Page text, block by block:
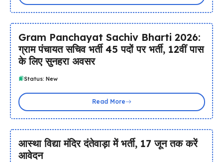
Gram Panchayat Sachiv Bharti 2026:
ग्राम पंचायत सचिव भर्ती 45 पदों पर भर्ती, 12वीं पास
के लिए सुनहरा अवसर
Status: New
Read More
आस्था विद्या मंदिर दंतेवाड़ा में भर्ती, 17 जून तक करें
आवेदन